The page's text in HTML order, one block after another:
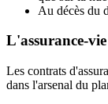
Au décès du
L'assurance-
Les contrats
dans l'arsenal du